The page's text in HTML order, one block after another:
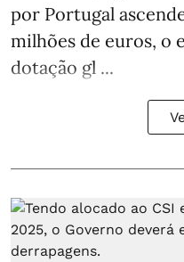
por Portugal
milhões de euros, o
dotação gl ...